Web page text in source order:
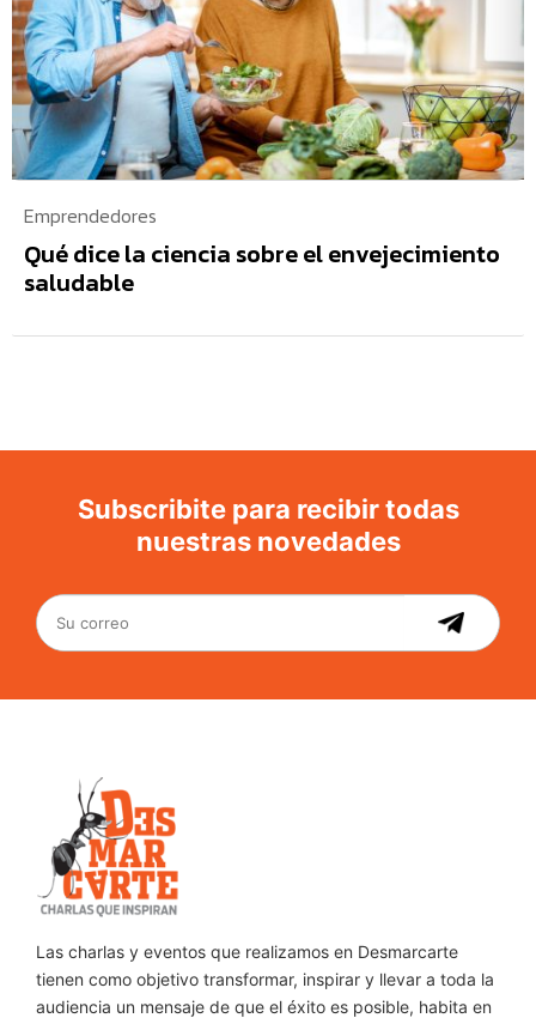
Emprendedores
Qué dice la ciencia sobre el envejecimiento
saludable
Subscribite para recibir todas
nuestras novedades
Las charlas y eventos que realizamos en Desmarcarte
tienen como objetivo transformar, inspirar y llevar a toda la
audiencia un mensaje de que el éxito es posible, habita en